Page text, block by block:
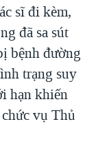
SÂM
THÔN MỸ
sĩ đi kèm,
đã sa sút
bệnh đường
trạng suy
hạn khiến
vụ Thủ